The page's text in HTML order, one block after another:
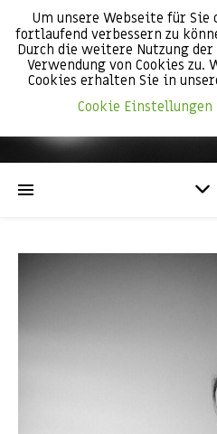
Günter
My point of
Um unsere Webseite für
fortlaufend verbessern zu
Durch die weitere Nutzung
Verwendung von Cookies
Cookies erhalten Sie in
Cookie Einstellungen